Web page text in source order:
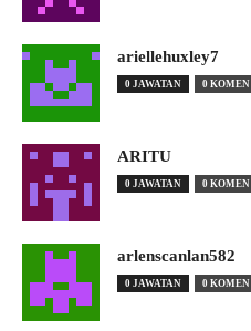
ariellehuxley7
0 JAWATAN 0 KOMEN
ARITU
0 JAWATAN 0 KOMEN
arlenscanlan582
0 JAWATAN 0 KOMEN